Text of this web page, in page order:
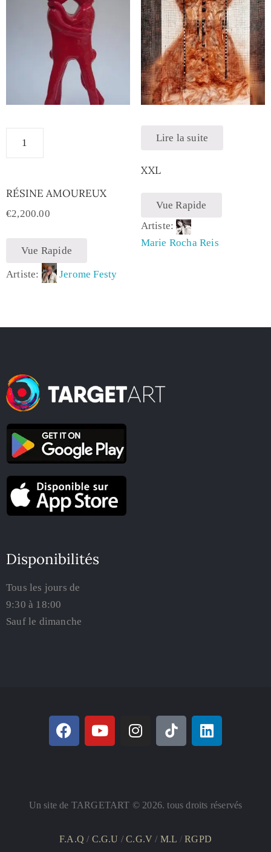
RÉSINE AMOUREUX
€2,200.00
Vue Rapide
Artiste: Jerome Festy
Lire la suite
XXL
Vue Rapide
Artiste:
Marie Rocha Reis
Disponibilités
Tous les jours de
9:30 à 18:00
Sauf le dimanche
Un site de TARGETART © 2026. tous droits réservés
F.A.Q / C.G.U /C.G.V/ M.L /RGPD